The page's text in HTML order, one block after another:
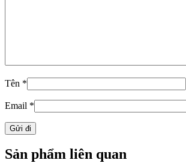
Tên *
Email *
Sản phẩm liên quan